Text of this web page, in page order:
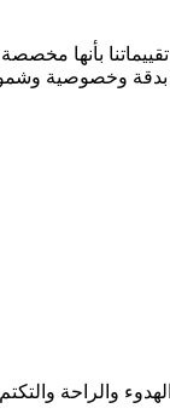
بأنها
وخصوصية
والراحة والتكتم